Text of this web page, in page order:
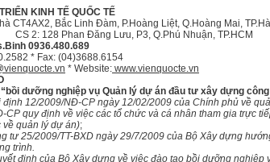
KINH TẾ QUỐC TẾ
CT4AX2, Bắc Linh Đàm, P.Hoàng Liệt, Q.Hoàng Mai,
Phan Đăng Lưu, P3, Q.Phú Nhuận, TP.HCM
0936.480.689
* Fax: (04)3688.6154
* Website: www.vienquocte.vn
dưỡng nghiệp vụ Quản lý dự án đầu tư xây dựng
12/2009/NĐ-CP ngày 12/02/2009 của Chính phủ về
CP quy định về việc các tổ chức và cá nhân tham gia trực
về quản lý dự án);
tư 25/2009/TT-BXD ngày 29/7/2009 của Bộ Xây dựng
trình.
định của Bộ Xây dựng về việc đào tạo bồi dưỡng nghiệp